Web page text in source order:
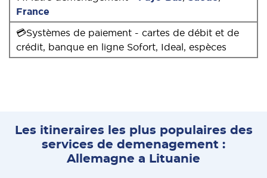
France
💳Systèmes de paiement - cartes de débit et de
crédit, banque en ligne Sofort, Ideal, espèces
Les itineraires les plus populaires des
services de demenagement :
Allemagne a Lituanie